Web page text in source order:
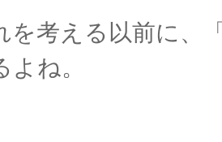
考える以前に、
ね。